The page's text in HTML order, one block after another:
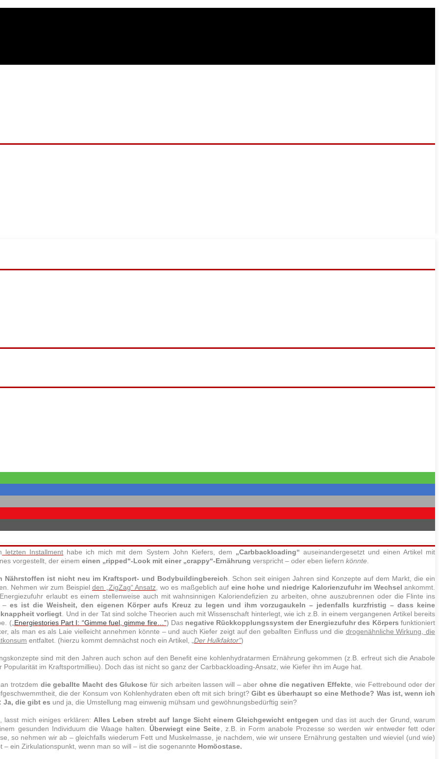
letzten Installment habe ich mich mit dem System John Kiefers, dem „Carbbackloading“ auseinandergesetzt und einen Artikel mit
vorgestellt, der einem einen „ripped“-Look mit einer „crappy“-Ernährung verspricht – oder eben liefern könnte
Nährstoffen ist nicht neu im Kraftsport- und Bodybuildingbereich . Schon seit einigen Jahren sind Konzepte auf dem Markt, die ein
Nehmen wir zum Beispiel den „ZigZag“ Ansatz , wo es maßgeblich auf eine hohe und niedrige Kalorienzufuhr im Wechsel ankommt.
erlaubt es einem stellenweise auch mit wahnsinnigen Kaloriendefizien zu arbeiten, ohne auszubrennen oder die Flinte ins
–es ist die Weisheit, den eigenen Körper aufs Kreuz zu legen und ihm vorzugaukeln – jedenfalls kurzfristig – dass keine
vorliegt . Und in der Tat sind solche Theorien auch mit Wissenschaft hinterlegt, wie ich z.B. in einem vergangenen Artikel bereits
(„ Energiestories Part I: “Gimme fuel, gimme fire…”) Das negative Rückkopplungssystem der Energiezufuhr des Körpers funktioniert
als man es als Laie vielleicht annehmen könnte – und auch Kiefer zeigt auf den geballten Einfluss und die drogenähnliche Wirkung, die
entfaltet. (hierzu kommt demnächst noch ein Artikel, Der Hulkfaktor“)
sind mit den Jahren auch schon auf den Benefit eine kohlenhydratarmen Ernährung gekommen (z.B. erfreut sich die Anabole
Popularität im Kraftsportmillieu). Doch das ist nicht so ganz der Carbbackloading-Ansatz, wie Kiefer ihn im Auge hat.
trotzdem die geballte Macht des Glukose für sich arbeiten lassen will – aberohne die negativen Effekte , wie Fettrebound oder der
die der Konsum von Kohlenhydraten eben oft mit sich bringt?Gibt es überhaupt so eine Methode? Was ist, wenn ich
Ja, die gibt es und ja, die Umstellung mag einwenig mühsam und gewöhnungsbedürftig sein?
lasst mich einiges erklären: Alles Leben strebt auf lange Sicht einem Gleichgewicht entgegen und das ist auch der Grund, warum
gesunden Individuum die Waage halten. Überwiegt eine Seite , z.B. in Form anabole Prozesse so werden wir entweder fettoder
so nehmen wir ab – gleichfalls wiederum Fett und Muskelmasse , je nachdem, wie wir unsere Ernährung gestalten und wieviel (und wie)
ein Zirkulationspunkt, wenn man so will – ist die sogenannte Homöostase.